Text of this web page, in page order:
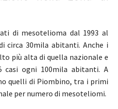
di mesotelioma dal 1993 al
circa 30mila abitanti. Anche i
più alta di quella nazionale e
casi ogni 100mila abitanti. A
quelli di Piombino, tra i primi
per numero di mesoteliomi.